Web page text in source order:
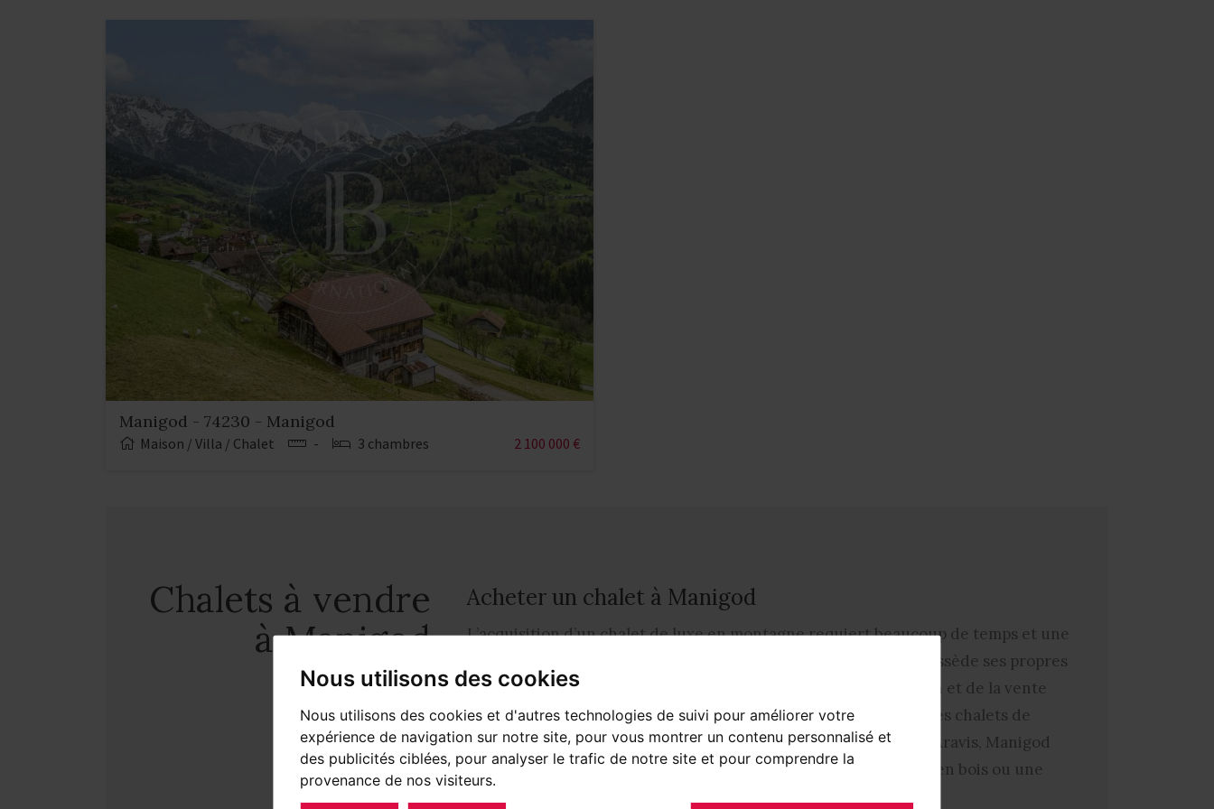
Nous utilisons des cookies
Nous utilisons des cookies et d'autres technologies de suivi pour améliorer votre
expérience de navigation sur notre site, pour vous montrer un contenu personnalisé et
des publicités ciblées, pour analyser le trafic de notre site et pour comprendre la
provenance de nos visiteurs.
Manigod - 74230 - Manigod
Maison / Villa / Chalet - 3 chambres 2 100 000 €
Chalets à vendre
à Manigod
Acheter un chalet à Manigod
L’acquisition d’un chalet de luxe en montagne requiert beaucoup de temps et une
certaine expertise, surtout lorsque le marché de l’immobilier possède ses propres
spécificités comme en Haute-Savoie. Spécialiste de de la location et de la vente
d’hébergements de prestige, Barnes Mont Blanc vous propose des chalets de
standing en Haute Savoie à Manigod. Nichée dans le massif des Aravis, Manigod
est une destination idéale si vous recherchez un chalet familial en bois ou une